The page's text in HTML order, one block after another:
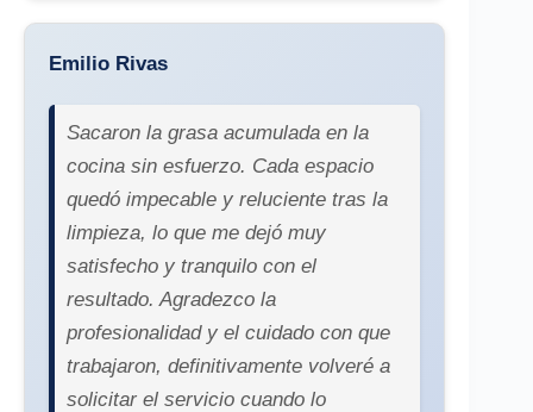
Emilio Rivas
Sacaron la grasa acumulada en la
cocina sin esfuerzo. Cada espacio
quedó impecable y reluciente tras la
limpieza, lo que me dejó muy
satisfecho y tranquilo con el
resultado. Agradezco la
profesionalidad y el cuidado con que
trabajaron, definitivamente volveré a
solicitar el servicio cuando lo